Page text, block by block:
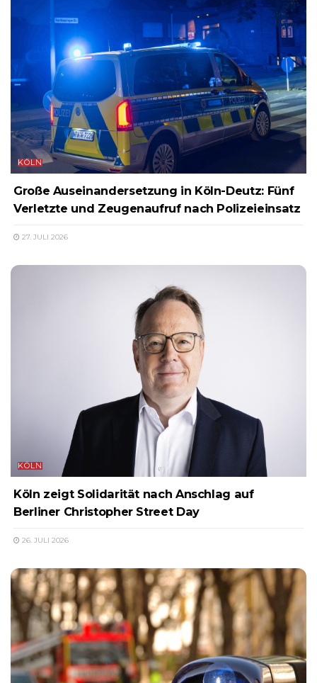
KÖLN
Große Auseinandersetzung in Köln-Deutz: Fünf
Verletzte und Zeugenaufruf nach Polizeieinsatz
27. JULI 2026
KÖLN
Köln zeigt Solidarität nach Anschlag auf
Berliner Christopher Street Day
26. JULI 2026